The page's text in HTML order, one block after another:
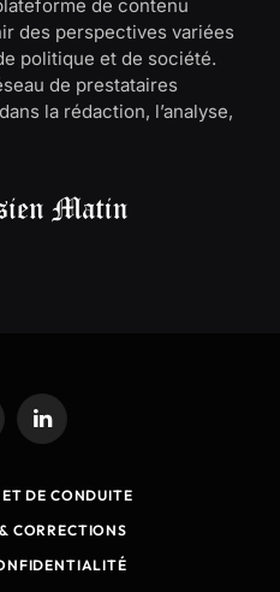
de contenu
des perspectives variées
politique et de société.
de prestataires
la rédaction, l’analyse,
LinkedIn
DE CONDUITE
CORRECTIONS